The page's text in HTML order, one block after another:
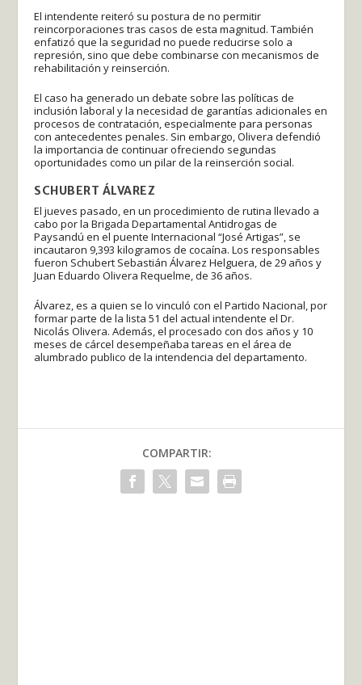
El intendente reiteró su postura de no permitir
reincorporaciones tras casos de esta magnitud. También
enfatizó que la seguridad no puede reducirse solo a
represión, sino que debe combinarse con mecanismos de
rehabilitación y reinserción.
El caso ha generado un debate sobre las políticas de
inclusión laboral y la necesidad de garantías adicionales en
procesos de contratación, especialmente para personas
con antecedentes penales. Sin embargo, Olivera defendió
la importancia de continuar ofreciendo segundas
oportunidades como un pilar de la reinserción social.
SCHUBERT ÁLVAREZ
El jueves pasado, en un procedimiento de rutina llevado a
cabo por la Brigada Departamental Antidrogas de
Paysandú en el puente Internacional “José Artigas”, se
incautaron 9,393 kilogramos de cocaína. Los responsables
fueron Schubert Sebastián Álvarez Helguera, de 29 años y
Juan Eduardo Olivera Requelme, de 36 años.
Álvarez, es a quien se lo vinculó con el Partido Nacional, por
formar parte de la lista 51 del actual intendente el Dr.
Nicolás Olivera. Además, el procesado con dos años y 10
meses de cárcel desempeñaba tareas en el área de
alumbrado publico de la intendencia del departamento.
COMPARTIR: